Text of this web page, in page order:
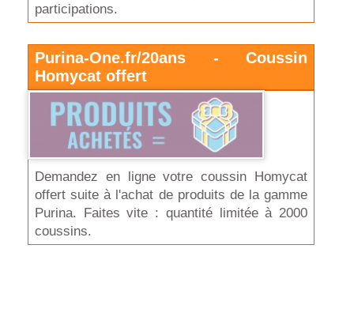
participations.
Purina-One.fr/20ans - Coussin
Homycat offert
Demandez en ligne votre coussin Homycat
offert suite à l'achat de produits de la gamme
Purina. Faites vite : quantité limitée à 2000
coussins.